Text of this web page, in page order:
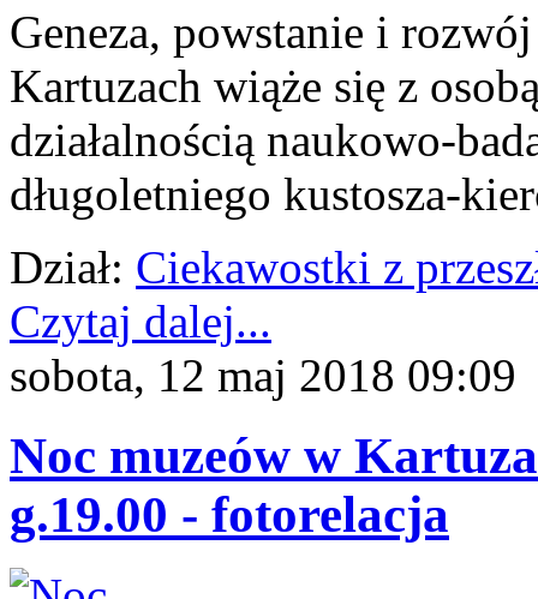
Geneza, powstanie i
Kartuzach wiąże się z
działalnością naukowo-
długoletniego kustosza-
Dział: Ciekawostki z
Czytaj dalej...
sobota, 12 maj 2018 09:09
Noc muzeów w
g.19.00 - fotorelacja